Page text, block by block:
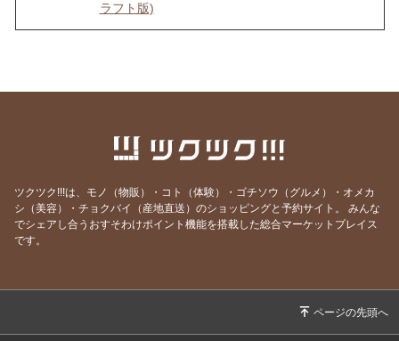
ラフト版)
2026/07/29最も楽に、しかも確実に人生を好転させる方法
とは？
ました💦
2026/07/19本当に全ては自分だった…！これが分かれば何
あの人を「酷い人」にしていたのは、私だった
2026/07/05とことん自分と向き合うと人生はここまで変わ
ツクツク!!!は、モノ（物販）・コト（体験）・ゴチソウ（グルメ）・オメカ
シ（美容）・チョクバイ（産地直送）のショッピングと予約サイト。
みんな
でシェアし合うおすそわけポイント機能を搭載した総合マーケットプレイス
です。